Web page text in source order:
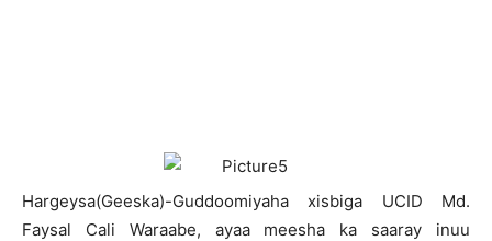
Hargeysa(Geeska)-Guddoomiyaha xisbiga UCID Md.
Faysal Cali Waraabe, ayaa meesha ka saaray inuu